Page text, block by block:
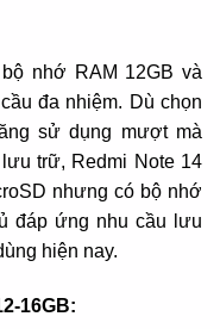
nhớ RAM 12GB và
đa nhiệm. Dù chọn
sử dụng mượt mà
trữ, Redmi Note 14
nhưng có bộ nhớ
đáp ứng nhu cầu lưu
hiện nay.
16GB: